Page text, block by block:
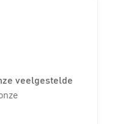
veelgestelde